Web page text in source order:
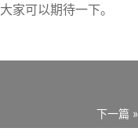
家可以期待一下。
下一篇 »